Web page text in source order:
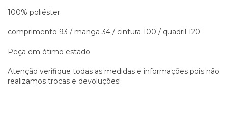
100% poliéster
comprimento 93 / manga 34 / cintura 100 / quadril 120
Peça em ótimo estado
Atenção verifique todas as medidas e informações pois não
realizamos trocas e devoluções!